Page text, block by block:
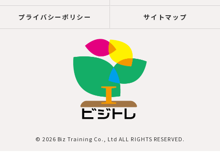
プライバシーポリシー サイトマップ
© 2026 Biz Training Co., Ltd ALL RIGHTS RESERVED.